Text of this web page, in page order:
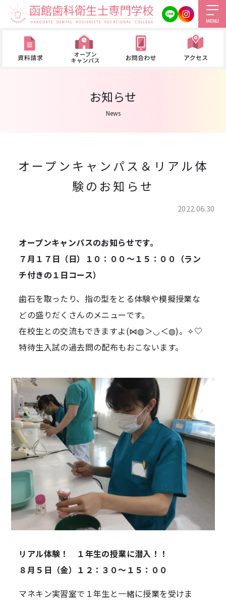
MENU
お知らせ
News
オープンキャンパス＆リアル体
験のお知らせ
2022.06.30
オープンキャンパスのお知らせです。
７月１７日（日）１０：００～１５：００
（ラン
チ付きの１日コース）
歯石を取ったり、指の型をとる体験や模擬授業な
どの盛りだくさんのメニューです。
在校生との交流もできますよ(⋈◍＞◡＜◍)。✧♡
特待生入試の過去問の配布もおこないます。
リアル体験！ １年生の授業に潜入！！
８月５日（金）１２：３０～１５：００
マネキン実習室で１年生と一緒に授業を受けま